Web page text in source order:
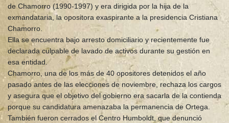
de Chamorro (1990-1997) y era dirigida por la hija de la
exmandataria, la opositora exaspirante a la presidencia Cristiana
Chamorro.
Ella se encuentra bajo arresto domiciliario y recientemente fue
declarada culpable de lavado de activos durante su gestión en
esa entidad.
Chamorro, una de los más de 40 opositores detenidos el año
pasado antes de las elecciones de noviembre, rechaza los cargos
y asegura que el objetivo del gobierno era sacarla de la contienda
porque su candidatura amenazaba la permanencia de Ortega.
También fueron cerrados el Centro Humboldt, que denunció